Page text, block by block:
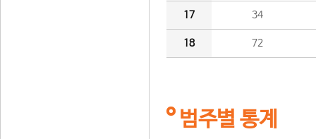
17 34
18 72
범주별 통계